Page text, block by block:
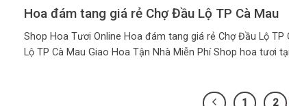
Hoa đám tang giá rẻ Chợ Đầu Lộ TP Cà Mau
Shop Hoa Tươi Online Hoa đám tang giá rẻ Chợ Đầu Lộ
Lộ TP Cà Mau Giao Hoa Tận Nhà Miễn Phí Shop hoa tươi
1 2